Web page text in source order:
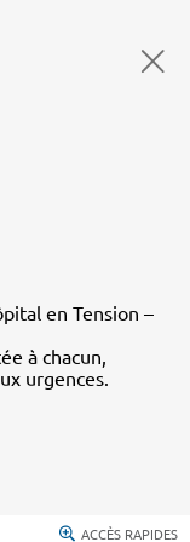
en Tension –
à chacun,
urgences.
ACCÈS RAPIDES